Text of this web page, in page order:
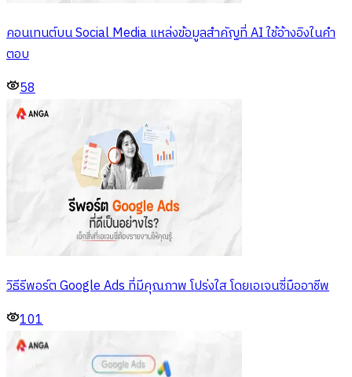
คอนเทนต์บน Social Media แหล่งข้อมูลสำคัญที่ AI ใช้อ้างอิงในคำ
ตอบ
58
วิธีรีพอร์ต Google Ads ที่มีคุณภาพ โปร่งใส โดยเอเจนซี่มืออาชีพ
101